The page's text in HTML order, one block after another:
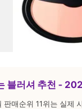
블러셔 추천 -
매순위 11위는 실제